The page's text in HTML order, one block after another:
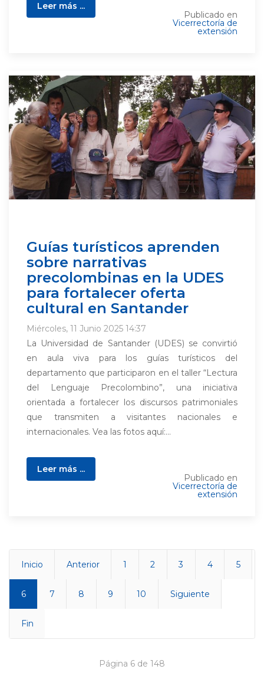
Leer más ...
Publicado en
Vicerrectoría de
extensión
Guías turísticos aprenden
sobre narrativas
precolombinas en la UDES
para fortalecer oferta
cultural en Santander
Miércoles, 11 Junio 2025 14:37
La Universidad de Santander (UDES) se convirtió
en aula viva para los guías turísticos del
departamento que participaron en el taller “Lectura
del Lenguaje Precolombino”, una iniciativa
orientada a fortalecer los discursos patrimoniales
que transmiten a visitantes nacionales e
internacionales. Vea las fotos aquí:...
Leer más ...
Publicado en
Vicerrectoría de
extensión
Inicio Anterior 1 2 3 4 5
6 7 8 9 10 Siguiente
Fin
Página 6 de 148